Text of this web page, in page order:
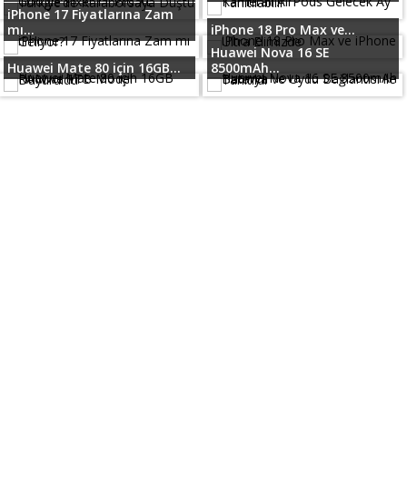
iPhone 17 Fiyatlarına Zam
mı...
iPhone 18 Pro Max ve...
Huawei Mate 80 için 16GB...
Huawei Nova 16 SE
8500mAh...